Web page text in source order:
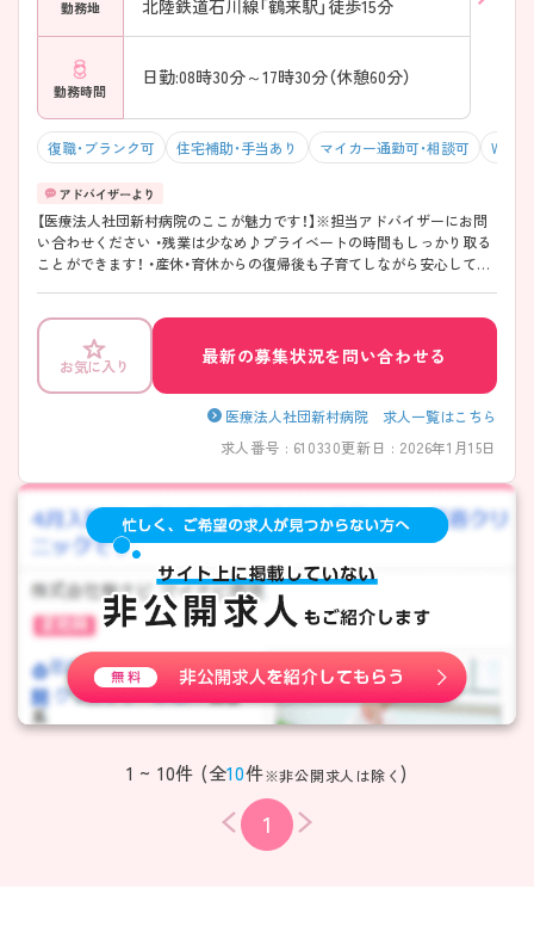
勤務地 北陸鉄道石川線「鶴来駅」徒歩15分
勤務時間
日勤:08時30分～17時30分（休憩60分）
復職・ブランク可 住宅補助・手当あり マイカー通勤可・相談可 WEB
【医療法人社団新村病院のここが魅力です！】※担当アドバイザーにお問
い合わせください ・残業は少なめ♪プライベートの時間もしっかり取る
ことができます！ ・産休・育休からの復帰後も子育てしながら安心して働
下さい。
お気に入り
最新の募集状況を問い合わせる
医療法人社団新村病院 求人一覧はこちら
求人番号 : 610330更新日 : 2026年1月15日
1 ~ 10件 (全10件※非公開求人は除く )
1